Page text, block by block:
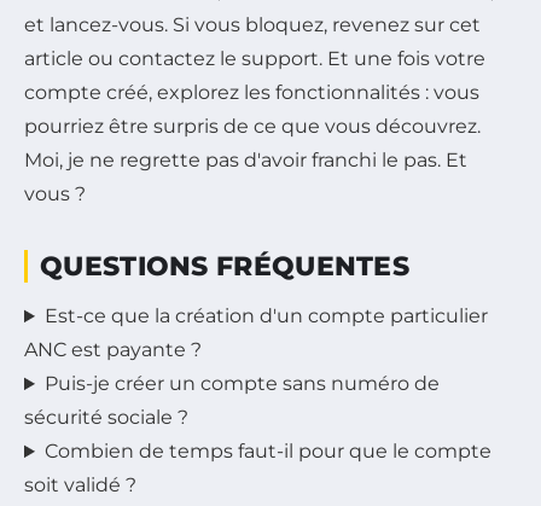
et lancez-vous. Si vous bloquez, revenez sur cet
article ou contactez le support. Et une fois votre
compte créé, explorez les fonctionnalités : vous
pourriez être surpris de ce que vous découvrez.
Moi, je ne regrette pas d'avoir franchi le pas. Et
vous ?
QUESTIONS FRÉQUENTES
Est-ce que la création d'un compte particulier
ANC est payante ?
Puis-je créer un compte sans numéro de
sécurité sociale ?
Combien de temps faut-il pour que le compte
soit validé ?